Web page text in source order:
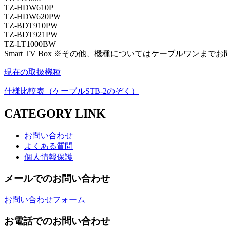
TZ-HDW610P
TZ-HDW620PW
TZ-BDT910PW
TZ-BDT921PW
TZ-LT1000BW
Smart TV Box ※その他、機種についてはケーブルワンまでお
現在の取扱機種
仕様比較表（ケーブルSTB-2のぞく）
CATEGORY LINK
お問い合わせ
よくある質問
個人情報保護
メールでのお問い合わせ
お問い合わせフォーム
お電話でのお問い合わせ